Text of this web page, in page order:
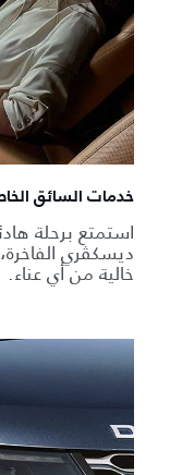
خدمات السائق
استمتع برحلة
ديسكڤري
خالية من أي عناء.